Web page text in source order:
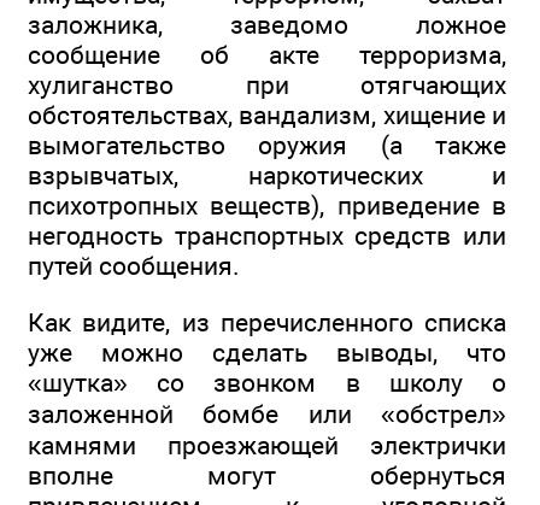
заложника, заведомо ложное
сообщение об акте терроризма,
хулиганство при отягчающих
обстоятельствах, вандализм, хищение и
вымогательство оружия (а также
взрывчатых, наркотических и
психотропных веществ), приведение в
негодность транспортных средств или
путей сообщения.
Как видите, из перечисленного списка
уже можно сделать выводы, что
«шутка» со звонком в школу о
заложенной бомбе или «обстрел»
камнями проезжающей электрички
вполне могут обернуться